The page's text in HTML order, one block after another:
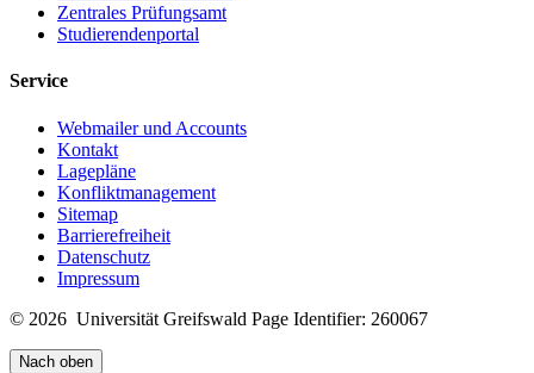
Zentrales Prüfungsamt
Studierendenportal
Service
Webmailer und Accounts
Kontakt
Lagepläne
Konfliktmanagement
Sitemap
Barrierefreiheit
Datenschutz
Impressum
© 2026 Universität Greifswald Page Identifier: 260067
Nach oben